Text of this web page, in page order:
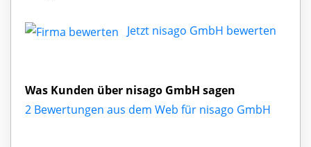
Jetzt nisago GmbH bewerten
Was Kunden über nisago GmbH sagen
2 Bewertungen aus dem Web für nisago GmbH